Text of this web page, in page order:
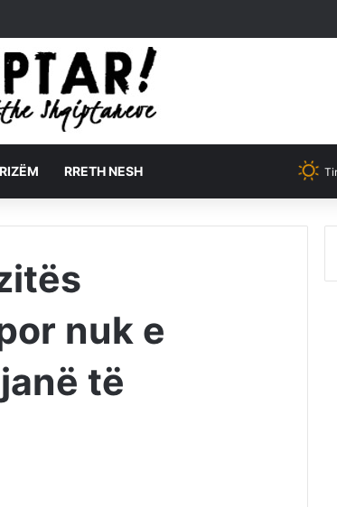
RRETH NESH
nuk e
të